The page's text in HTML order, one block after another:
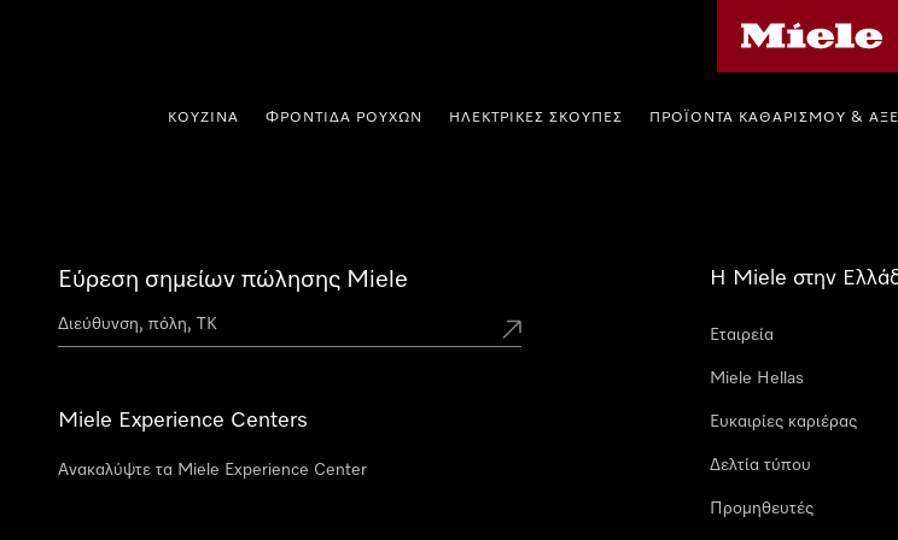
ΚΟΥΖΊΝΑ ΦΡΟΝΤΊΔΑ ΡΟΎΧΩΝ ΗΛΕΚΤΡΙΚΈΣ ΣΚΟΎΠΕΣ ΠΡΟΪΌΝΤΑ ΚΑΘΑΡΙΣΜΟΎ &
Εύρεση σημείων πώλησης Miele
Miele Experience Centers
Ανακαλύψτε τα Miele Experience Center
Η Miele στην
Εταιρεία
Miele Hellas
Ευκαιρίες καριέρας
Δελτία τύπου
Προμηθευτές